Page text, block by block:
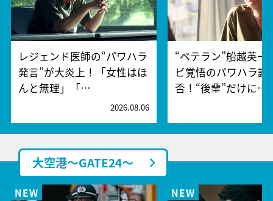
レジェンド医師の“パワハラ
発言”が大炎上！「女性はほ
んと無理」「…
2026.08.06
“ベテラン”船越英一
ビ覚悟のパワハラ謝
否！“後輩”だけに…
大空港～GATE24～